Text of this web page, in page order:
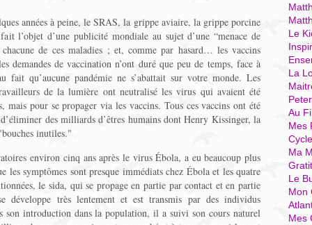
années à peine, le SRAS, la grippe aviaire, la grippe porcine
l’objet d’une publicité mondiale au sujet d’une “menace de
de ces maladies ; et, comme par hasard… les vaccins
demandes de vaccination n’ont duré que peu de temps, face à
fait qu’aucune pandémie ne s’abattait sur votre monde. Les
de la lumière ont neutralisé les virus qui avaient été
mais pour se propager via les vaccins. Tous ces vaccins ont été
des milliards d’êtres humains dont Henry Kissinger, la
inutiles."
environ cinq ans après le virus Ébola, a eu beaucoup plus
symptômes sont presque immédiats chez Ébola et les quatre
le sida, qui se propage en partie par contact et en partie
très lentement et est transmis par des individus
son introduction dans la population, il a suivi son cours naturel
Le
La
Au
Mes
Ma
Le
Mon
Mes